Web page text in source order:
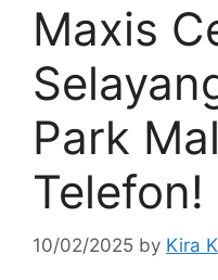
Maxis
Park
Telefon!
10/02/2025 by Kira